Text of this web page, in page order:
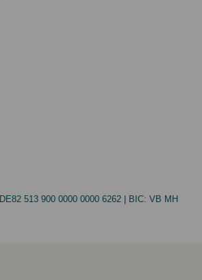
DE82 513 900 0000 0000 6262 | BIC: VB MH